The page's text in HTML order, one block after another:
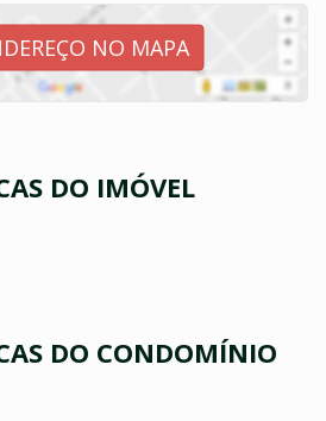
NO MAPA
DO IMÓVEL
DO CONDOMÍNIO